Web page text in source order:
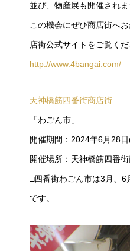
並び、物産展も開催されま
この機会にぜひ商店街へ
店街公式サイトをご覧く
http://www.4bangai.com/
天神橋筋四番街商店街
「わごん市」
開催期間：2024年6月28
開催場所：天神橋筋四番
□四番街わごん市は3月、
です。